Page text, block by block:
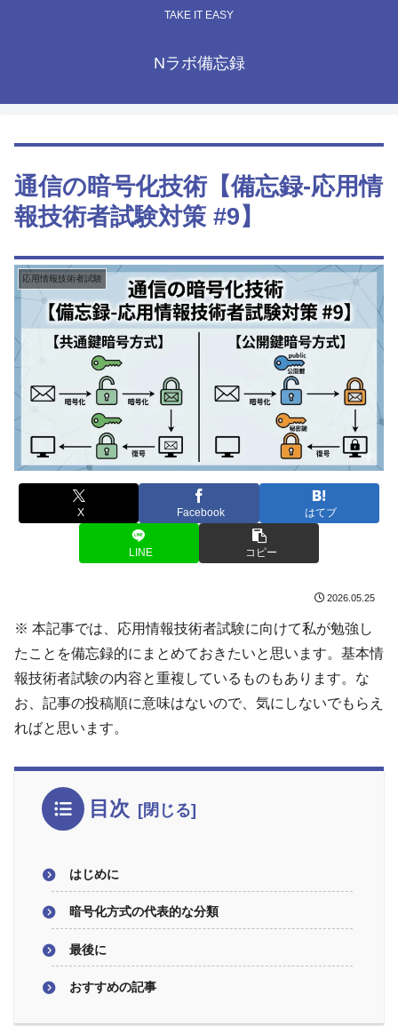
TAKE IT EASY
Nラボ備忘録
通信の暗号化技術【備忘録-応用情
報技術者試験対策 #9】
応用情報技術者試験
X Facebook はてブ
LINE コピー
2026.05.25
※ 本記事では、応用情報技術者試験に向けて私が勉強し
たことを備忘録的にまとめておきたいと思います。基本情
報技術者試験の内容と重複しているものもあります。な
お、記事の投稿順に意味はないので、気にしないでもらえ
ればと思います。
目次
はじめに
暗号化方式の代表的な分類
最後に
おすすめの記事